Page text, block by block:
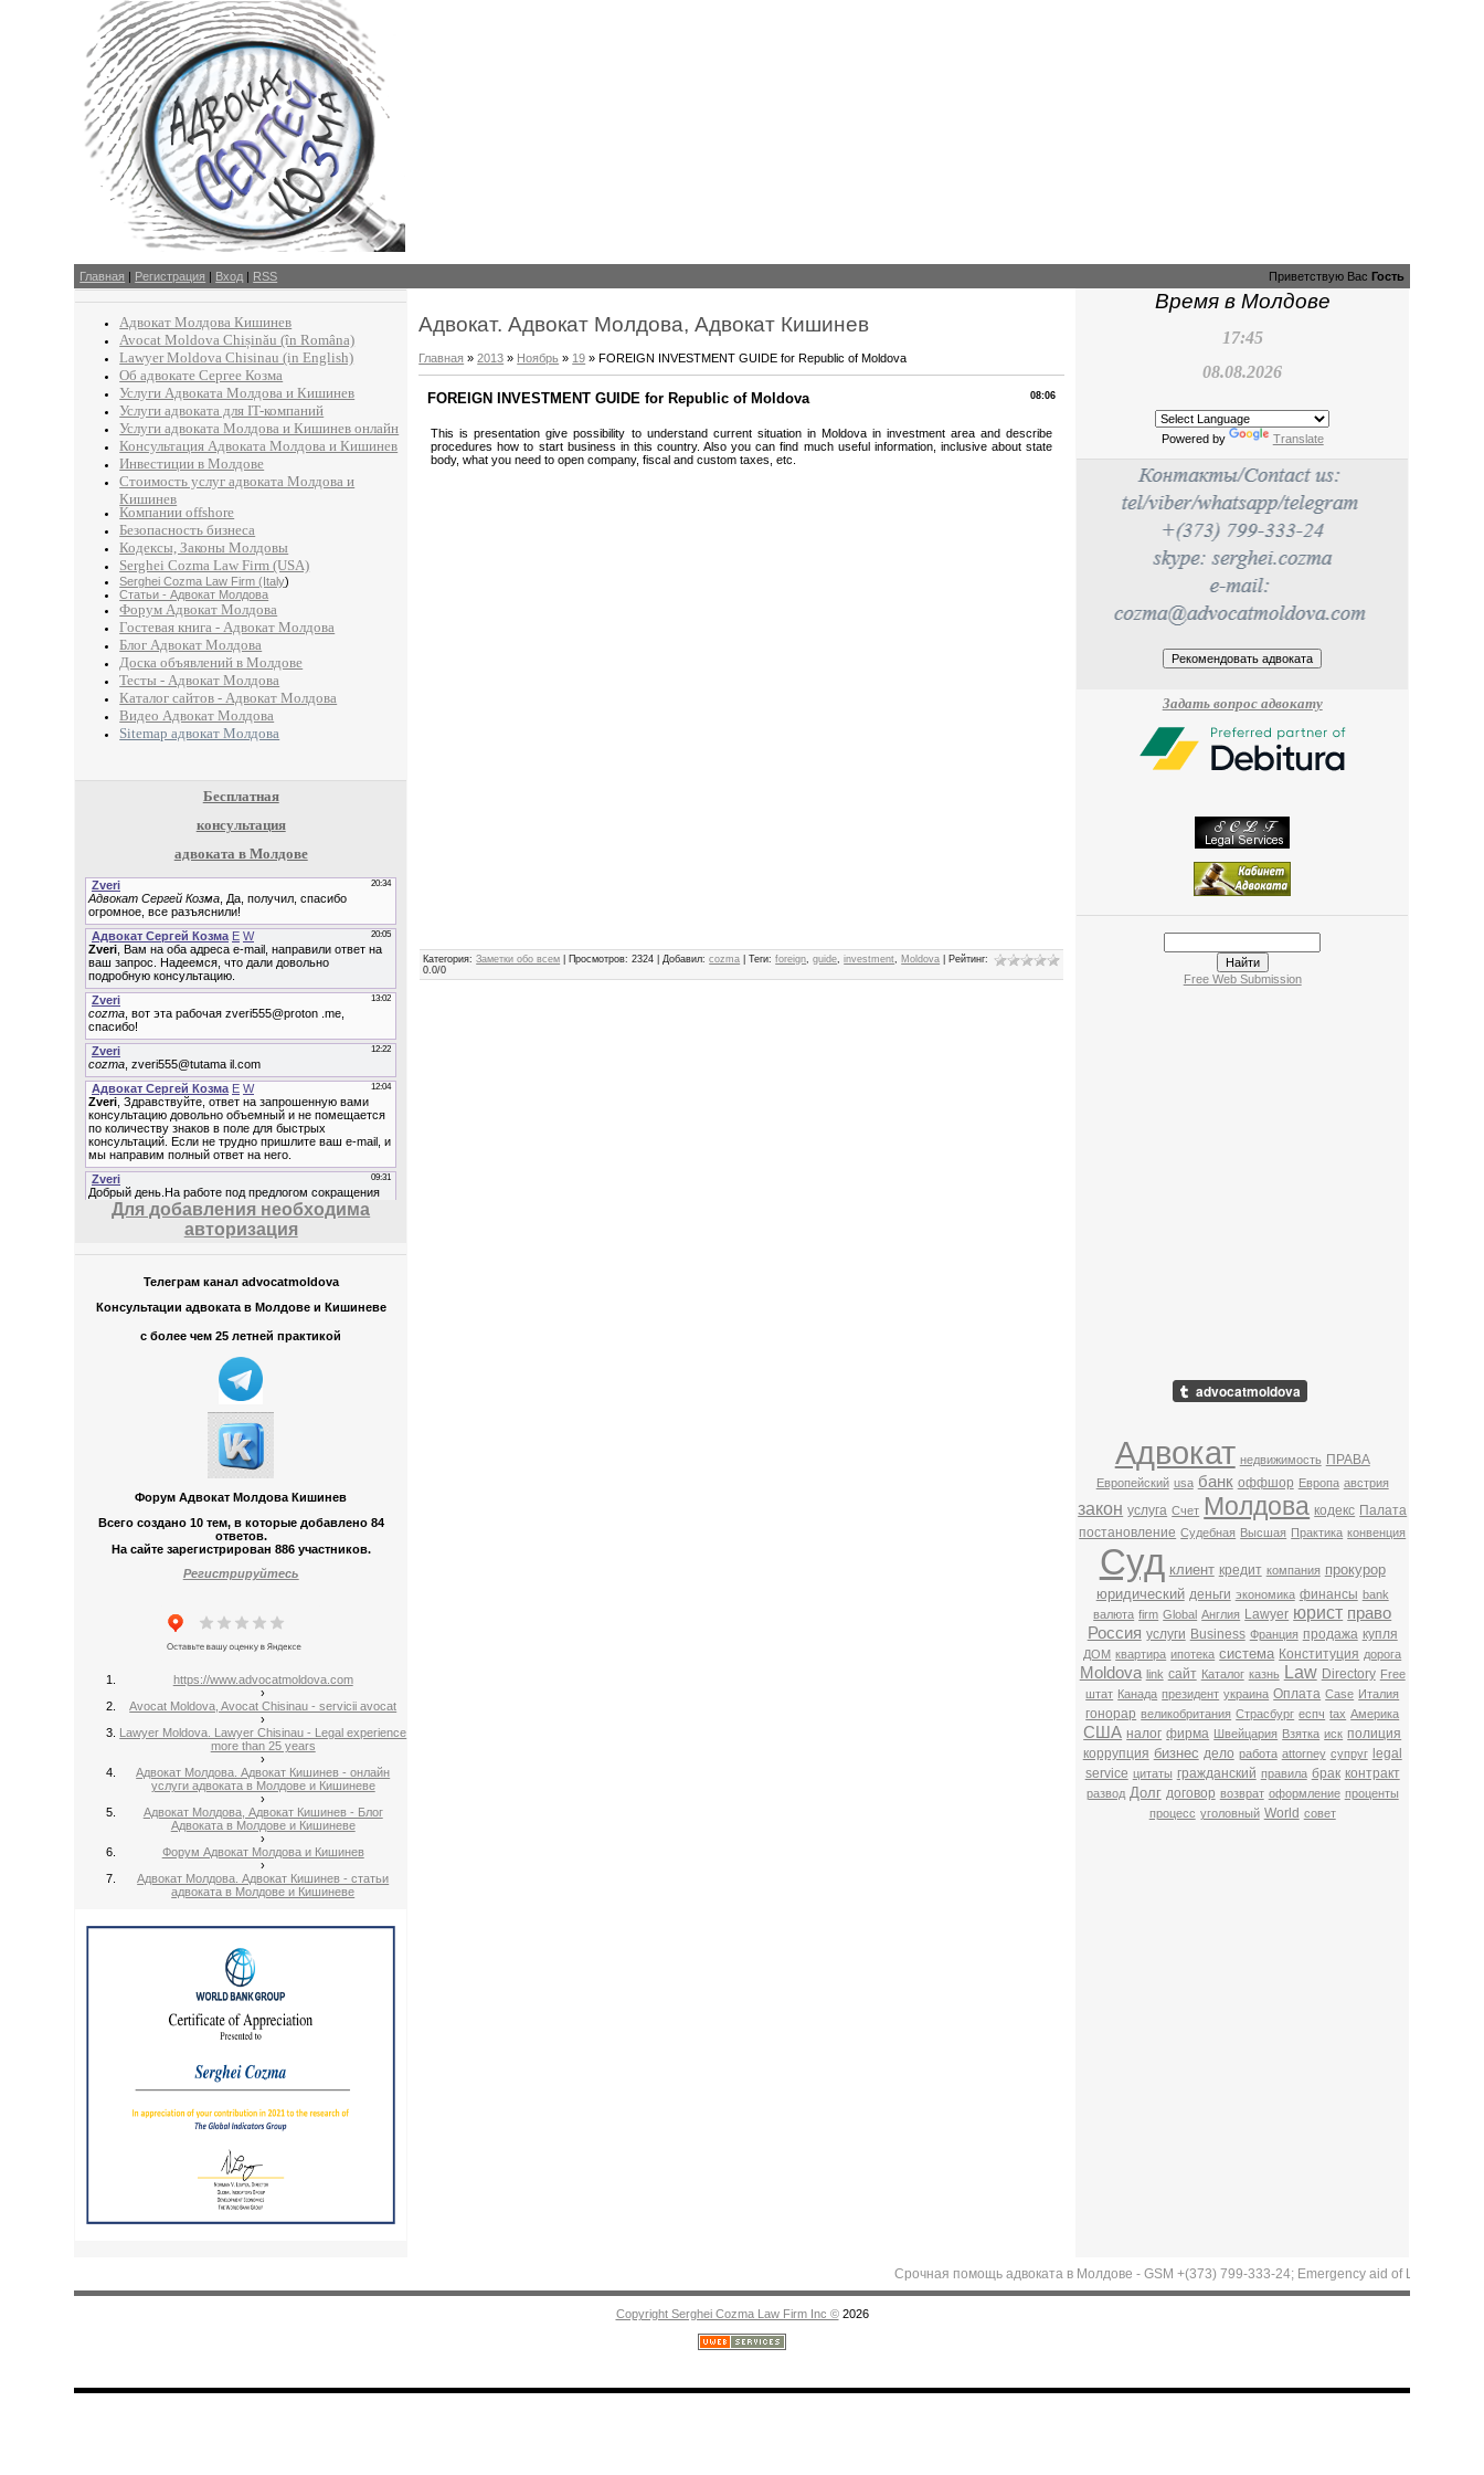
Главная | Регистрация | Вход | RSS Приветствую Вас Гость
Адвокат Молдова Кишинев
Avocat Moldova Chișinău (în Româna)
Lawyer Moldova Chisinau (in English)
Об адвокате Сергее Козма
Услуги Адвоката Молдова и Кишинев
Услуги адвоката для IT-компаний
Услуги адвоката Молдова и Кишинев онлайн
Консультация Адвоката Молдова и Кишинев
Инвестиции в Молдове
Стоимость услуг адвоката Молдова и
Кишинев
Компании offshore
Безопасность бизнеса
Кодексы, Законы Молдовы
Serghei Cozma Law Firm (USA)
Serghei Cozma Law Firm (Italy)
Статьи - Адвокат Молдова
Форум Адвокат Молдова
Гостевая книга - Адвокат Молдова
Блог Адвокат Молдова
Доска объявлений в Молдове
Тесты - Адвокат Молдова
Каталог сайтов - Адвокат Молдова
Видео Адвокат Молдова
Sitemap адвокат Молдова
Бесплатная
консультация
адвоката в Молдове
Для добавления необходима
авторизация
Телеграм канал advocatmoldova
Консультации адвоката в Молдове и Кишиневе
с более чем 25 летней практикой
Форум Адвокат Молдова Кишинев
Всего создано 10 тем, в которые добавлено 84
ответов.
На сайте зарегистрирован 886 участников.
Регистрируйтесь
https://www.advocatmoldova.com
›
Avocat Moldova, Avocat Chisinau - servicii avocat
›
Lawyer Moldova. Lawyer Chisinau - Legal experience
more than 25 years
›
Адвокат Молдова. Адвокат Кишинев - онлайн
услуги адвоката в Молдове и Кишиневе
›
Адвокат Молдова, Адвокат Кишинев - Блог
Адвоката в Молдове и Кишиневе
›
Форум Адвокат Молдова и Кишинев
›
Адвокат Молдова. Адвокат Кишинев - статьи
адвоката в Молдове и Кишиневе
Адвокат. Адвокат Молдова, Адвокат Кишинев
Главная »2013 » Ноябрь » 19 » FOREIGN INVESTMENT GUIDE for Republic of Moldova
08:06
FOREIGN INVESTMENT GUIDE for Republic of Moldova
This is presentation give possibility to understand current situation in Moldova in investment area and describe
procedures how to start business in this country. Also you can find much useful information, inclusive about state
body, what you need to open company, fiscal and custom taxes, etc.
Категория: Заметки обо всем Просмотров: 2324 |Добавил: cozma |Теги: foreign,guide,investment, Moldova Рейтинг:
0.0/0
Время в Молдове
17:45
08.08.2026
Powered by Translate
Задать вопрос адвокату
Free Web Submission
Адвокат недвижимость ПРАВА
Европейский usa банк оффшор Европа австрия
закон услуга Счет Молдова кодекс Палата
постановление Судебная Высшая Практика конвенция
Суд клиент кредит компания прокурор
юридический деньги экономика финансы bank
валюта firm Global Англия Lawyer юрист право
Россия услуги Business Франция продажа купля
ДОМ квартира ипотека система Конституция дорога
Moldova link сайт Каталог казнь Law Directory Free
штат Канада президент украина Оплата Case Италия
гонорар великобритания Страсбург еспч tax Америка
США налог фирма Швейцария Взятка иск полиция
коррупция бизнес дело работа attorney супруг legal
service цитаты гражданский правила брак контракт
развод Долг договор возврат оформление проценты
процесс уголовный World совет
Срочная помощь адвоката в Молдове - GSM +(373) 799-333-24; Emergency aid of Lawyer in
Copyright Serghei Cozma Law Firm Inc ©2026